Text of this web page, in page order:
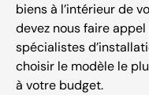
biens à l’intérieur de
devez nous faire
spécialistes
choisir le modèle le
à votre budget.